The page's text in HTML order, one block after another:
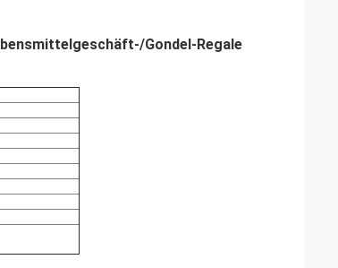
Gondel-Regale